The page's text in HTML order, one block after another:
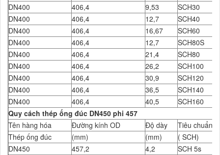
DN400
406,4 9,53
SCH30
DN400
406,4 12,7
SCH40
DN400
406,4 16,67
SCH60
DN400
406,4 12,7
SCH80S
DN400
406,4 21,4
SCH80
DN400
406,4 26,2
SCH100
DN400
406,4 30,9
SCH120
DN400
406,4 36,5
SCH140
DN400
406,4 40,5
SCH160
Quy cách thép ống đúc DN450 phi 457
Tên hàng hóa
Đường kính OD Độ dày
Tiêu chuẩn
Thép ống đúc
(mm) (mm)
( SCH)
DN450
457,2 4,2
SCH 5s